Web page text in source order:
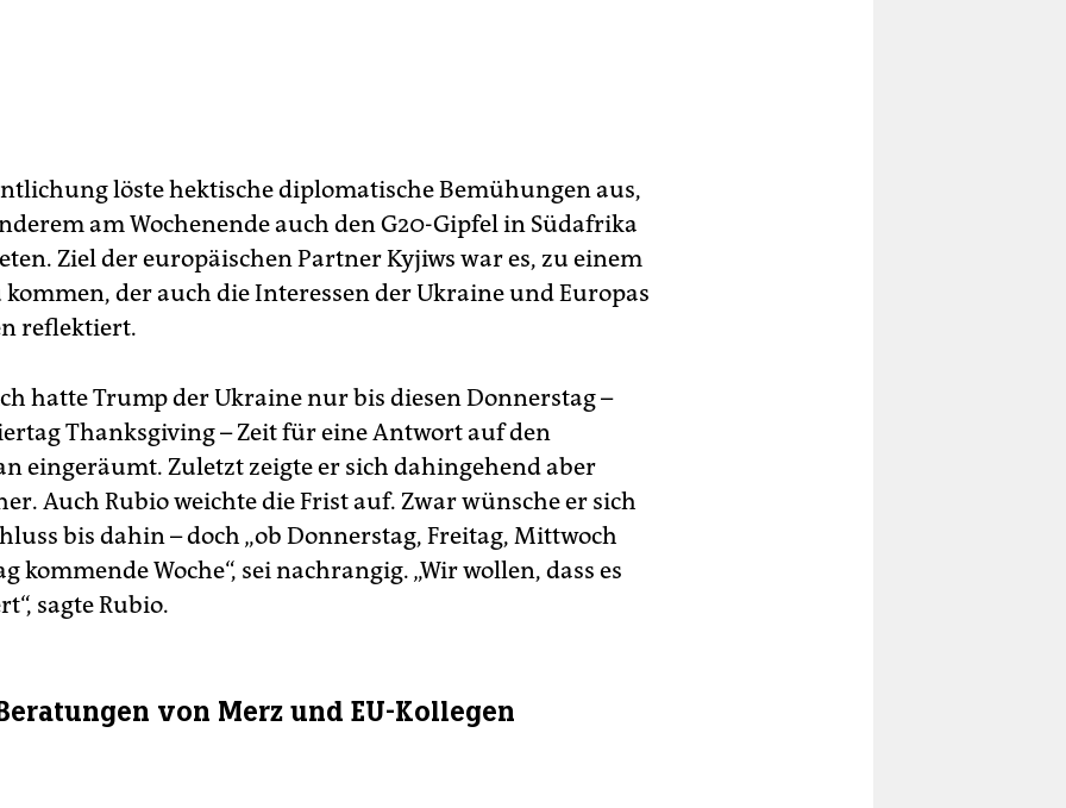
löste hektische diplomatische Bemühungen aus,
am Wochenende auch den G20-Gipfel in Südafrika
Ziel der europäischen Partner Kyjiws war es, zu einem
der auch die Interessen der Ukraine und Europas
reflektiert.
hatte Trump der Ukraine nur bis diesen Donnerstag –
Thanksgiving – Zeit für eine Antwort auf den
eingeräumt. Zuletzt zeigte er sich dahingehend aber
Auch Rubio weichte die Frist auf. Zwar wünsche er sich
bis dahin – doch „ob Donnerstag, Freitag, Mittwoch
kommende Woche“, sei nachrangig. „Wir wollen, dass es
sagte Rubio.
von Merz und EU-Kollegen